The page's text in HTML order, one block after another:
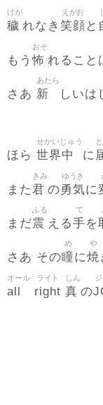
穢
けが
れなき 笑顔
えがお
と
もう怖
おそ
れること
さあ 新
あたら
しいは
ほら 世界中
せかいじゅう
に
また君
きみ
の勇気
ゆうき
に
まだ震
ふる
える手
て
を
さあ その瞳
め
に焼
や
all
オール
right
ライト
真
しん
の